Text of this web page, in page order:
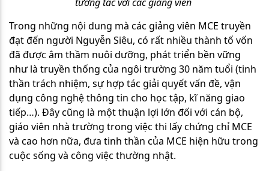
Trong những nội dung mà các giảng viên MCE truyền
đạt đến người Nguyễn Siêu, có rất nhiều thành tố vốn
đã được âm thầm nuôi dưỡng, phát triển bền vững
như là truyền thống của ngôi trường 30 năm tuổi (tinh
thần trách nhiệm, sự hợp tác giải quyết vấn đề, vận
dụng công nghệ thông tin cho học tập, kĩ năng giao
tiếp…). Đây cũng là một thuận lợi lớn đối với cán bộ,
giáo viên nhà trường trong việc thi lấy chứng chỉ MCE
và cao hơn nữa, đưa tinh thần của MCE hiện hữu trong
cuộc sống và công việc thường nhật.